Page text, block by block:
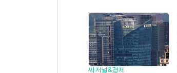
씨저널&경제